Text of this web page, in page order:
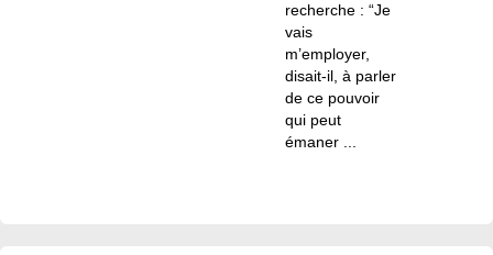
recherche : “Je
vais
m’employer,
disait-il, à parler
de ce pouvoir
qui peut
émaner ...